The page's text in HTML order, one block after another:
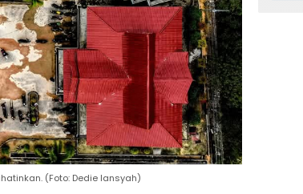
(Foto: Dedie Iansyah)